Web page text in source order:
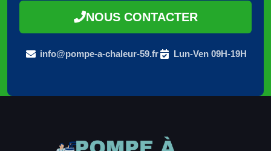
NOUS CONTACTER
info@pompe-a-chaleur-59.fr Lun-Ven 09H-19H